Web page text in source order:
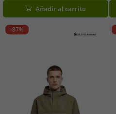
Añadir al carrito
-87%